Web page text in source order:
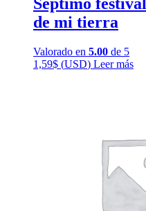
Septimo
de mi tierra
Valorado en 5.00 de 5
1,59$ (USD) Leer más